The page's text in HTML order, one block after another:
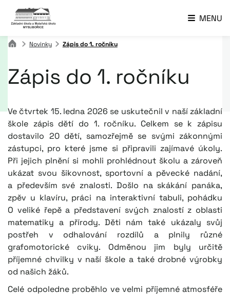
MENU
Novinky Zápis do 1. ročníku
Zápis do 1. ročníku
Ve čtvrtek 15. ledna 2026 se uskutečnil v naší základní
škole zápis dětí do 1. ročníku. Celkem se k zápisu
dostavilo 20 dětí, samozřejmě se svými zákonnými
zástupci, pro které jsme si připravili zajímavé úkoly.
Při jejich plnění si mohli prohlédnout školu a zároveň
ukázat svou šikovnost, sportovní a pěvecké nadání,
a především své znalosti. Došlo na skákání panáka,
zpěv u klavíru, práci na interaktivní tabuli, pohádku
O veliké řepě a představení svých znalostí z oblasti
matematiky a přírody. Děti nám také ukázaly svůj
postřeh v odhalování rozdílů a plnily různé
grafomotorické cviky. Odměnou jim byly určitě
příjemné chvilky v naší škole a také drobné výrobky
od našich žáků.
Celé odpoledne proběhlo ve velmi příjemné atmosféře